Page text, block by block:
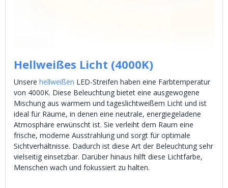
Hellweißes Licht (4000K)
Unsere hellweißen LED-Streifen haben eine Farbtemperatur
von 4000K. Diese Beleuchtung bietet eine ausgewogene
Mischung aus warmem und tageslichtweißem Licht und ist
ideal für Räume, in denen eine neutrale, energiegeladene
Atmosphäre erwünscht ist. Sie verleiht dem Raum eine
frische, moderne Ausstrahlung und sorgt für optimale
Sichtverhältnisse. Dadurch ist diese Art der Beleuchtung sehr
vielseitig einsetzbar. Darüber hinaus hilft diese Lichtfarbe,
Menschen wach und fokussiert zu halten.